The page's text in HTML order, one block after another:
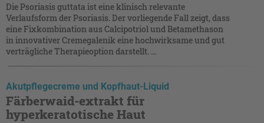
Die Psoriasis guttata ist eine klinisch relevante
Verlaufsform der Psoriasis. Der vorliegende Fall zeigt, dass
eine Fixkombination aus Calcipotriol und Betamethason
in innovativer Cremegalenik eine hochwirksame und gut
verträgliche Therapieoption darstellt. ...
Akutpflegecreme und Kopfhaut-Liquid
Färberwaid-extrakt für
hyperkeratotische Haut